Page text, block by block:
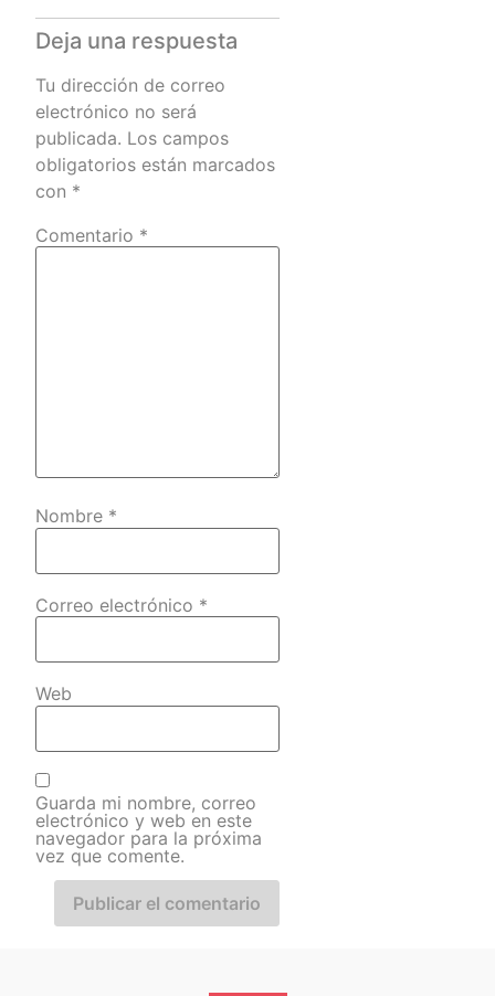
Deja una respuesta
Tu dirección de correo
electrónico no será
publicada. Los campos
obligatorios están marcados
con *
Comentario *
Nombre *
Correo electrónico *
Web
Guarda mi nombre, correo
electrónico y web en este
navegador para la próxima
vez que comente.